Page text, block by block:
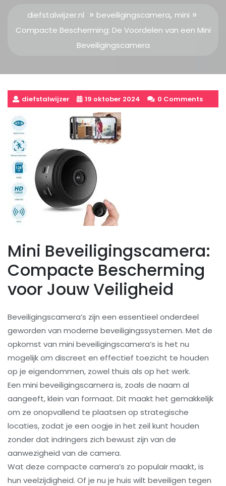
diefstalwijzer.nl » beveiligingscamera, mini »
Compacte Bescherming: De Voordelen van een Mini
Beveiligingscamera
diefstalwijzer 19 oktober 2024 0 Comments
Mini Beveiligingscamera:
Compacte Bescherming
voor Jouw Veiligheid
Beveiligingscamera’s zijn een essentieel onderdeel
geworden van moderne beveiligingssystemen. Met de
opkomst van mini beveiligingscamera’s is het nu
mogelijk om discreet en effectief toezicht te houden
op je eigendommen, zowel thuis als op het werk.
Een mini beveiligingscamera is, zoals de naam al
aangeeft, klein van formaat. Dit maakt het gemakkelijk
om ze onopvallend te plaatsen op strategische
locaties, zodat je een oogje in het zeil kunt houden
zonder dat indringers zich bewust zijn van de
aanwezigheid van de camera.
Wat deze compacte camera’s zo populair maakt, is
hun veelzijdigheid. Of je nu je huis wilt beveiligen tegen